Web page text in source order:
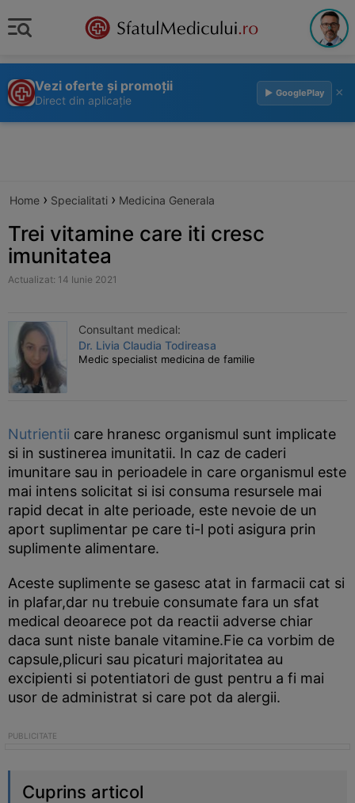
Vezi oferte și promoții
Direct din aplicație
▶ GooglePlay ×
Home › Specialitati › Medicina Generala
Trei vitamine care iti cresc
imunitatea
Actualizat: 14 Iunie 2021
Consultant medical:
Dr. Livia Claudia Todireasa
Medic specialist medicina de familie
Nutrientii care hranesc organismul sunt implicate
si in sustinerea imunitatii. In caz de caderi
imunitare sau in perioadele in care organismul este
mai intens solicitat si isi consuma resursele mai
rapid decat in alte perioade, este nevoie de un
aport suplimentar pe care ti-l poti asigura prin
suplimente alimentare.
Aceste suplimente se gasesc atat in farmacii cat si
in plafar,dar nu trebuie consumate fara un sfat
medical deoarece pot da reactii adverse chiar
daca sunt niste banale vitamine.Fie ca vorbim de
capsule,plicuri sau picaturi majoritatea au
excipienti si potentiatori de gust pentru a fi mai
usor de administrat si care pot da alergii.
Cuprins articol